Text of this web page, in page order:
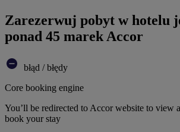
Zarezerwuj pobyt w hotelu
ponad 45 marek Accor
błąd / błędy
Core booking engine
You’ll be redirected to Accor website to view
book your stay